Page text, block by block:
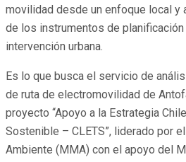
movilidad desde un enfoque local y
de los instrumentos de
intervención urbana.
Es lo que busca el servicio de
de ruta de electromovilidad de
proyecto “Apoyo a la Estrategia
Sostenible – CLETS”, liderado por
Ambiente (MMA) con el apoyo del